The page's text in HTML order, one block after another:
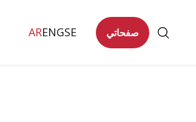
صفحاتي SE
ENG
AR